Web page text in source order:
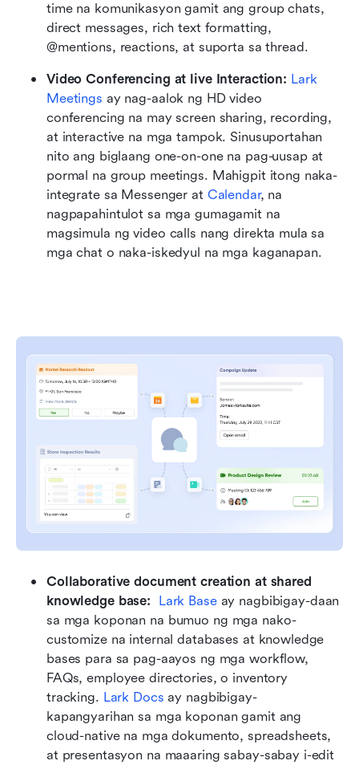
time na komunikasyon gamit ang group chats,
direct messages, rich text formatting,
@mentions, reactions, at suporta sa thread.
Video Conferencing at live Interaction: Lark
Meetings ay nag-aalok ng HD video
conferencing na may screen sharing, recording,
at interactive na mga tampok. Sinusuportahan
nito ang biglaang one-on-one na pag-uusap at
pormal na group meetings. Mahigpit itong naka-
integrate sa Messenger at Calendar, na
nagpapahintulot sa mga gumagamit na
magsimula ng video calls nang direkta mula sa
mga chat o naka-iskedyul na mga kaganapan.
Collaborative document creation at shared
knowledge base:
Lark Base ay nagbibigay-daan
sa mga koponan na bumuo ng mga nako-
customize na internal databases at knowledge
bases para sa pag-aayos ng mga workflow,
FAQs, employee directories, o inventory
tracking. Lark Docs ay nagbibigay-
kapangyarihan sa mga koponan gamit ang
cloud-native na mga dokumento, spreadsheets,
at presentasyon na maaaring sabay-sabay i-edit